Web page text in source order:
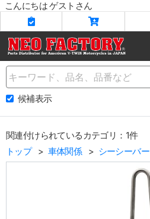
こんにちは ゲストさん
Name
候補表示
関連付けられているカテゴリ：1件
トップ
車体関係 シーシーバー